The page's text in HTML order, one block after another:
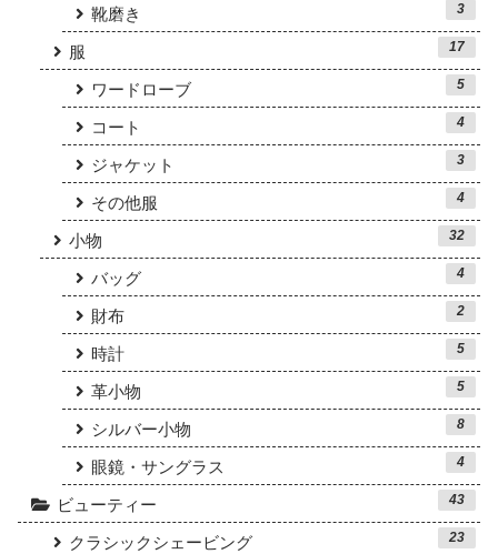
靴磨き 3
服 17
ワードローブ 5
コート 4
ジャケット 3
その他服 4
小物 32
バッグ 4
財布 2
時計 5
革小物 5
シルバー小物 8
眼鏡・サングラス 4
ビューティー 43
クラシックシェービング 23